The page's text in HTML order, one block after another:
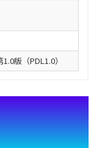
版（PDL1.0）